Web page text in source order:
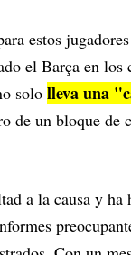
estos
el Barça en los
solo lleva una
de un bloque de
a la causa y ha